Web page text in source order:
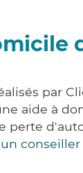
par
aide à
perte
conseiller